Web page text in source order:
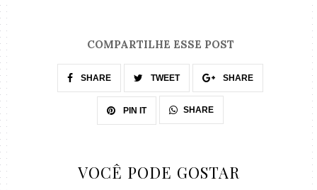
COMPARTILHE ESSE POST
SHARE TWEET SHARE
PIN IT SHARE
VOCÊ PODE GOSTAR